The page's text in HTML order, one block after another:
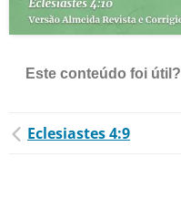
Este conteúdo foi útil?
Eclesiastes 4:9